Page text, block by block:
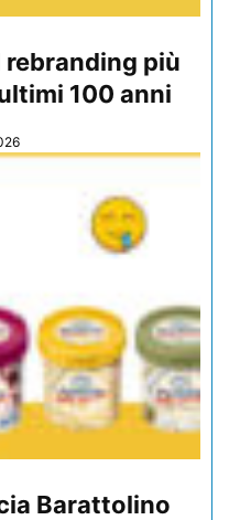
rebranding più
100 anni
Barattolino